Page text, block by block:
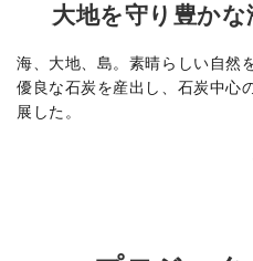
大地を守り豊か
海、大地、島。素晴らしい自然
優良な石炭を産出し、石炭中心
展した。